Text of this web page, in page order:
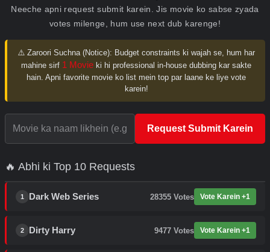
Neeche apni request submit karein. Jis movie ko sabse zyada
votes milenge, hum use next dub karenge!
⚠️ Zaroori Suchna (Notice): Budget constraints ki wajah se, hum har
mahine sirf 1 Movie ki hi professional in-house dubbing kar sakte
hain. Apni favorite movie ko list mein top par laane ke liye vote
karein!
Request Submit Karein
🔥 Abhi ki Top 10 Requests
1 Dark Web Series 28355 Votes Vote Karein +1
2 Dirty Harry 9477 Votes Vote Karein +1